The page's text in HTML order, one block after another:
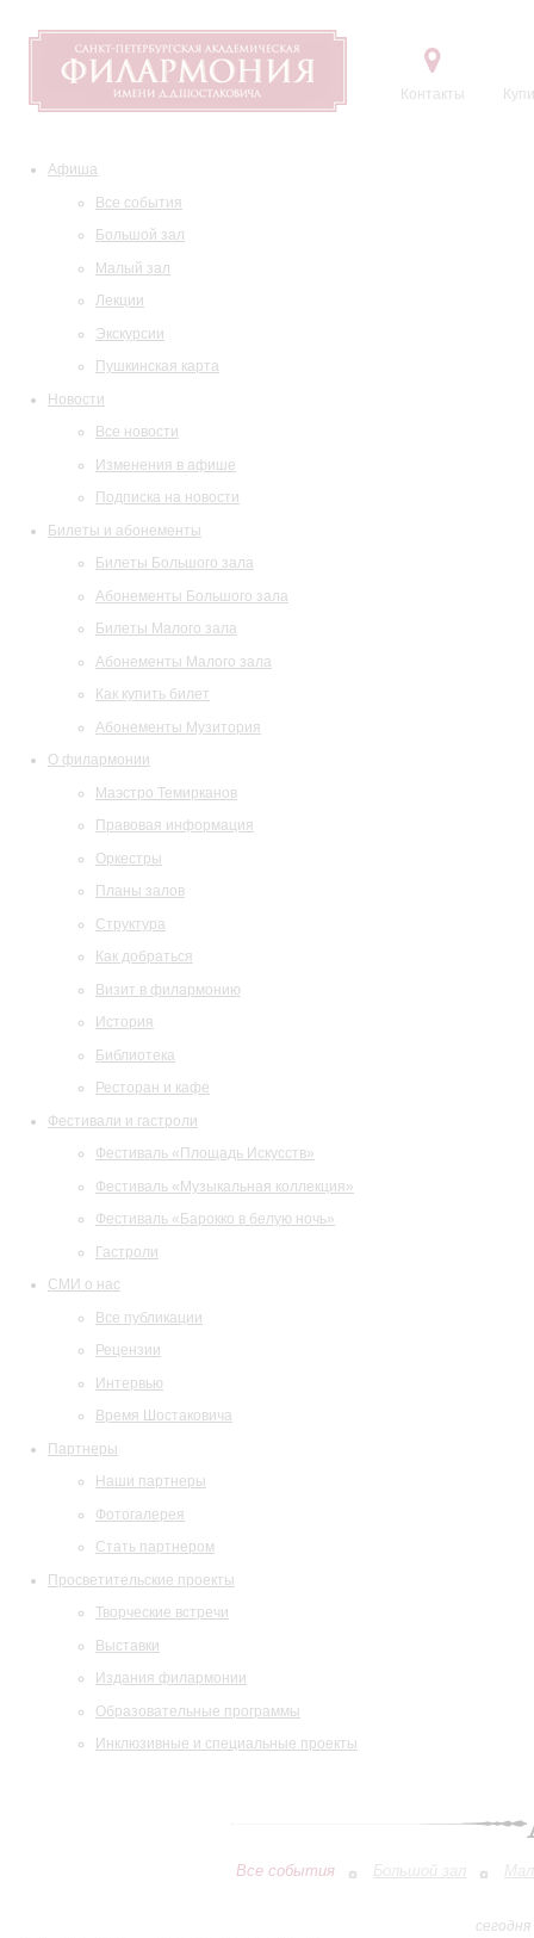
Контакты
Афиша
Все события
Большой зал
Малый зал
Лекции
Экскурсии
Пушкинская карта
Новости
Все новости
Изменения в афише
Подписка на новости
Билеты и абонементы
Билеты Большого зала
Абонементы Большого зала
Билеты Малого зала
Абонементы Малого зала
Как купить билет
Абонементы Музитория
О филармонии
Маэстро Темирканов
Правовая информация
Оркестры
Планы залов
Структура
Как добраться
Визит в филармонию
История
Библиотека
Ресторан и кафе
Фестивали и гастроли
Фестиваль «Площадь Искусств»
Фестиваль «Музыкальная коллекция»
Фестиваль «Барокко в белую ночь»
Гастроли
СМИ о нас
Все публикации
Рецензии
Интервью
Время Шостаковича
Партнеры
Наши партнеры
Фотогалерея
Стать партнером
Просветительские проекты
Творческие встречи
Выставки
Издания филармонии
Образовательные программы
Инклюзивные и специальные проекты
Все события Большой зал